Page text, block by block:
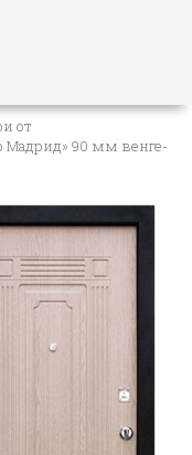
от
Мадрид» 90 мм венге-